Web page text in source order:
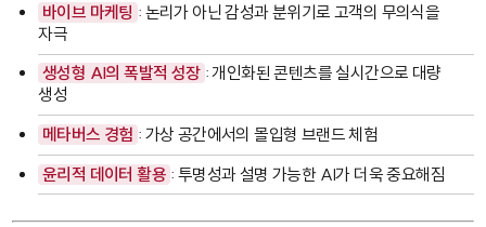
바이브 마케팅 : 논리가 아닌 감성과 분위기로 고객의 무의식을
자극
생성형 AI의 폭발적 성장 : 개인화된 콘텐츠를 실시간으로 대량
생성
메타버스 경험 : 가상 공간에서의 몰입형 브랜드 체험
윤리적 데이터 활용 : 투명성과 설명 가능한 AI가 더욱 중요해짐